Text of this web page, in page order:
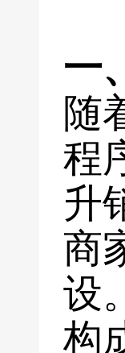
一
随
程
升
商
设
构